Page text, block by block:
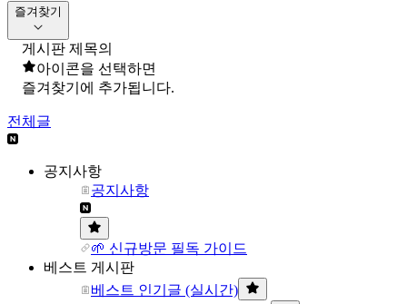
즐겨찾기
게시판 제목의
아이콘을 선택하면
즐겨찾기에 추가됩니다.
전체글
공지사항
공지사항
🌱 신규방문 필독 가이드
베스트 게시판
베스트 인기글 (실시간)